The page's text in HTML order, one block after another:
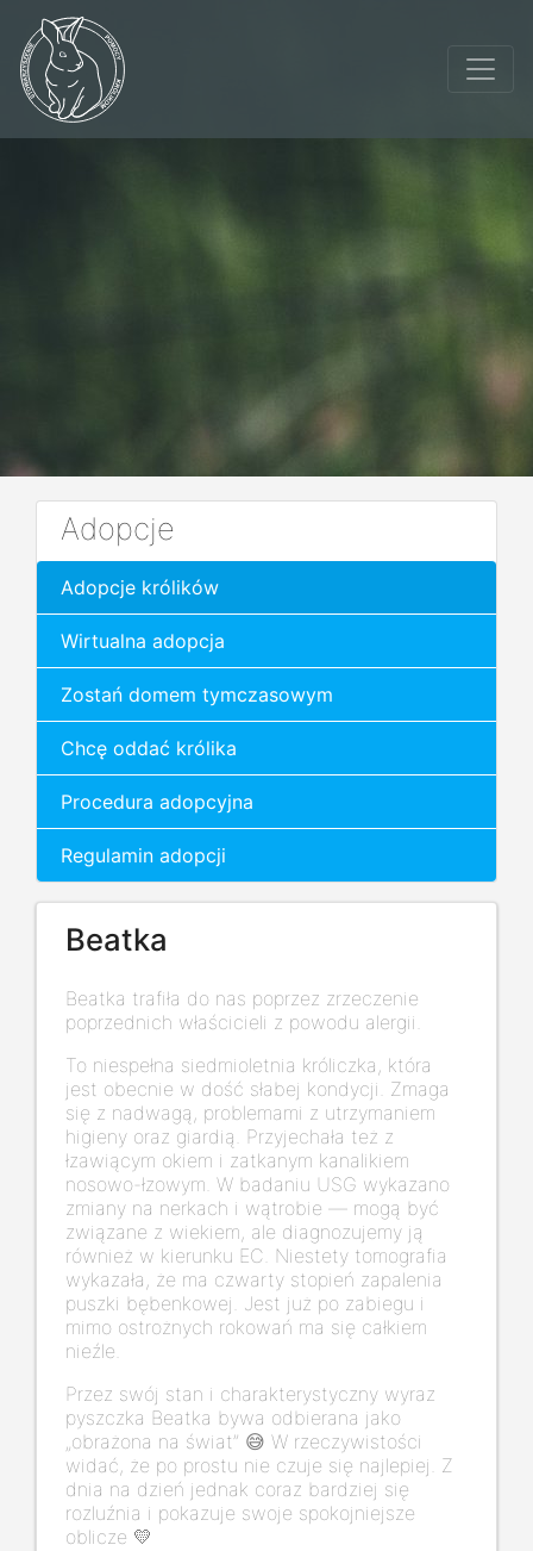
Adopcje
Adopcje królików
Wirtualna adopcja
Zostań domem tymczasowym
Chcę oddać królika
Procedura adopcyjna
Regulamin adopcji
Beatka
Beatka trafiła do nas poprzez zrzeczenie
poprzednich właścicieli z powodu alergii.
To niespełna siedmioletnia króliczka, która
jest obecnie w dość słabej kondycji. Zmaga
się z nadwagą, problemami z utrzymaniem
higieny oraz giardią. Przyjechała też z
łzawiącym okiem i zatkanym kanalikiem
nosowo-łzowym. W badaniu USG wykazano
zmiany na nerkach i wątrobie — mogą być
związane z wiekiem, ale diagnozujemy ją
również w kierunku EC. Niestety tomografia
wykazała, że ma czwarty stopień zapalenia
puszki bębenkowej. Jest już po zabiegu i
mimo ostrożnych rokowań ma się całkiem
nieźle.
Przez swój stan i charakterystyczny wyraz
pyszczka Beatka bywa odbierana jako
„obrażona na świat” 😅 W rzeczywistości
widać, że po prostu nie czuje się najlepiej. Z
dnia na dzień jednak coraz bardziej się
rozluźnia i pokazuje swoje spokojniejsze
oblicze 💛